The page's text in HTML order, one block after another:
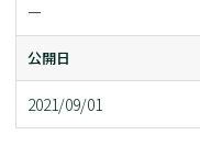
ー
公開日
2021/09/01